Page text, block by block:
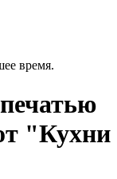
время.
"Кухни